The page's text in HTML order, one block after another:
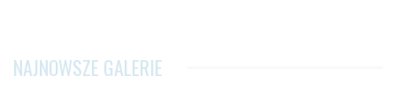
NAJNOWSZE GALERIE